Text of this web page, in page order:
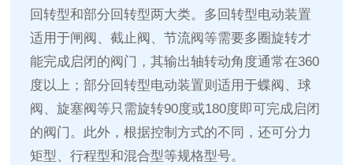
回转型和部分回转型两大类。多回转型电动装置
适用于闸阀、截止阀、节流阀等需要多圈旋转才
能完成启闭的阀门，其输出轴转动角度通常在360
度以上；部分回转型电动装置则适用于蝶阀、球
阀、旋塞阀等只需旋转90度或180度即可完成启闭
的阀门。此外，根据控制方式的不同，还可分力
矩型、行程型和混合型等规格型号。